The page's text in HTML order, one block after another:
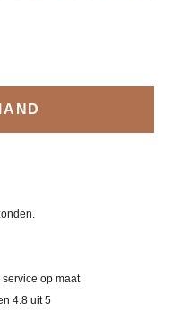
op maat
4.8 uit 5